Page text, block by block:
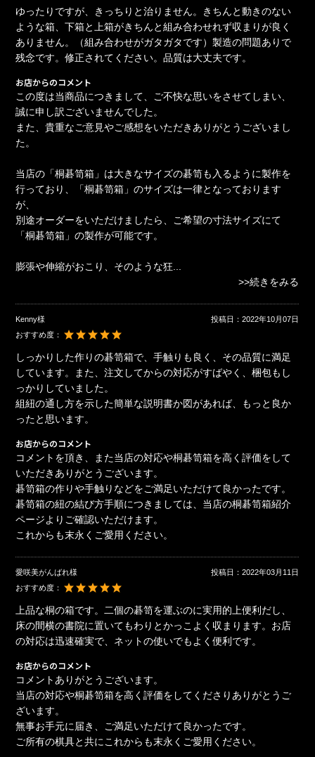
ゆったりですが、きっちりと治りません。きちんと動きのない
ような箱、下箱と上箱がきちんと組み合わせれず収まりが良く
ありません。（組み合わせがガタガタです）製造の問題ありで
残念です。修正されてください。品質は大丈夫です。
お店からのコメント
この度は当商品につきまして、ご不快な思いをさせてしまい、
誠に申し訳ございませんでした。
また、貴重なご意見やご感想をいただきありがとうございまし
た。
当店の「桐碁笥箱」は大きなサイズの碁笥も入るように製作を
行っており、「桐碁笥箱」のサイズは一律となっております
が、
別途オーダーをいただけましたら、ご希望の寸法サイズにて
「桐碁笥箱」の製作が可能です。
膨張や伸縮がおこり、そのような狂
>>続きをみる
Kenny様 投稿日：2022年10月07日
おすすめ度：
しっかりした作りの碁笥箱で、手触りも良く、その品質に満足
しています。また、注文してからの対応がすばやく、梱包もし
っかりしていました。
組紐の通し方を示した簡単な説明書か図があれば、もっと良か
ったと思います。
お店からのコメント
コメントを頂き、また当店の対応や桐碁笥箱を高く評価をして
いただきありがとうございます。
碁笥箱の作りや手触りなどをご満足いただけて良かったです。
碁笥箱の紐の結び方手順につきましては、当店の桐碁笥箱紹介
ページよりご確認いただけます。
これからも末永くご愛用ください。
愛咲美がんばれ様 投稿日：2022年03月11日
おすすめ度：
上品な桐の箱です。二個の碁笥を運ぶのに実用的上便利だし、
床の間横の書院に置いてもわりとかっこよく収まります。お店
の対応は迅速確実で、ネットの使いでもよく便利です。
お店からのコメント
コメントありがとうございます。
当店の対応や桐碁笥箱を高く評価をしてくださりありがとうご
ざいます。
無事お手元に届き、ご満足いただけて良かったです。
ご所有の棋具と共にこれからも末永くご愛用ください。